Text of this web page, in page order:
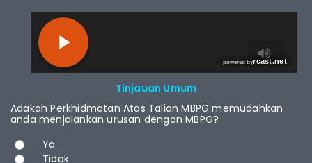
Tinjauan Umum
Adakah Perkhidmatan Atas Talian MBPG memudahkan
anda menjalankan urusan dengan MBPG?
Pilihan
Ya
Tidak